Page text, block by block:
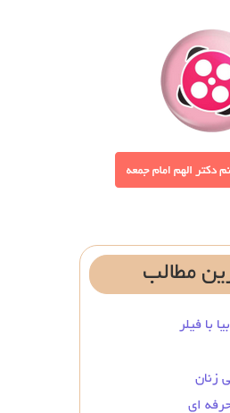
مطالب
با فیلر
زنان
حرفه ای